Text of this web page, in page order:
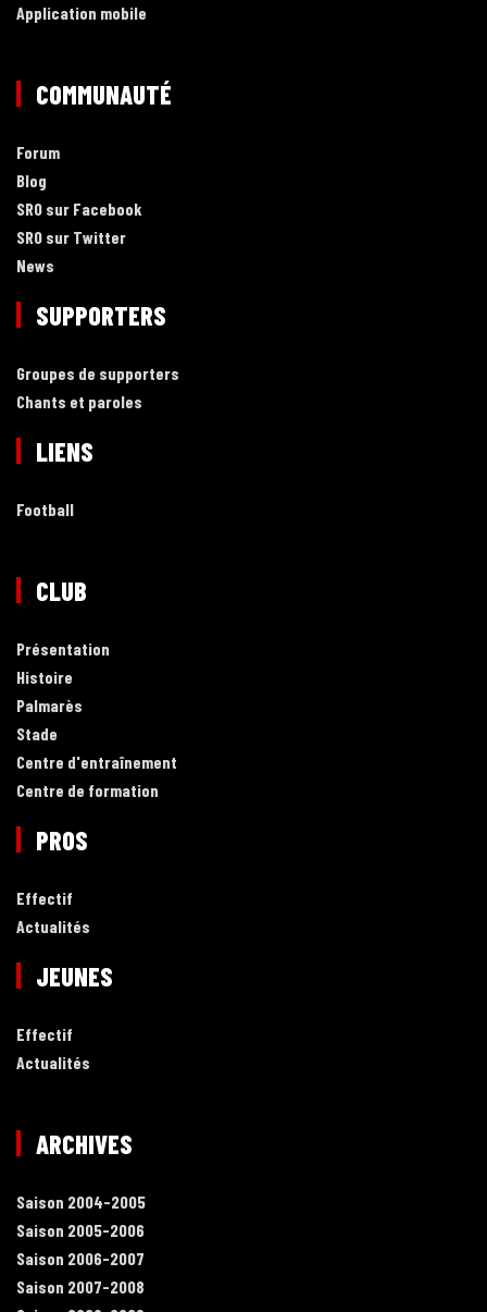
Application mobile
COMMUNAUTÉ
Forum
Blog
SRO sur Facebook
SRO sur Twitter
News
SUPPORTERS
Groupes de supporters
Chants et paroles
LIENS
Football
CLUB
Présentation
Histoire
Palmarès
Stade
Centre d'entraînement
Centre de formation
PROS
Effectif
Actualités
JEUNES
Effectif
Actualités
ARCHIVES
Saison 2004-2005
Saison 2005-2006
Saison 2006-2007
Saison 2007-2008